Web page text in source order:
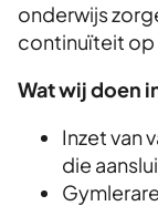
onderwijs
continuïteit op
Wat wij doen
Inzet van
die